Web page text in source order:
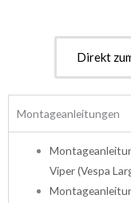
Direkt
Montageanleitungen
Viper (Vespa